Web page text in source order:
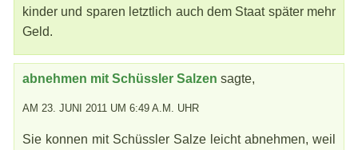
kinder und sparen letztlich auch dem Staat später mehr
Geld.
abnehmen mit Schüssler Salzen sagte,
AM 23. JUNI 2011 UM 6:49 A.M. UHR
Sie konnen mit Schüssler Salze leicht abnehmen, weil